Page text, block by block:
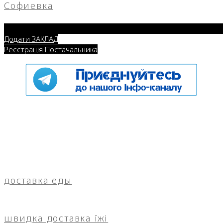
Софиевка
Додати ЗАКЛАД
Реєстрація Постачальника
доставка еды
швидка доставка їжі